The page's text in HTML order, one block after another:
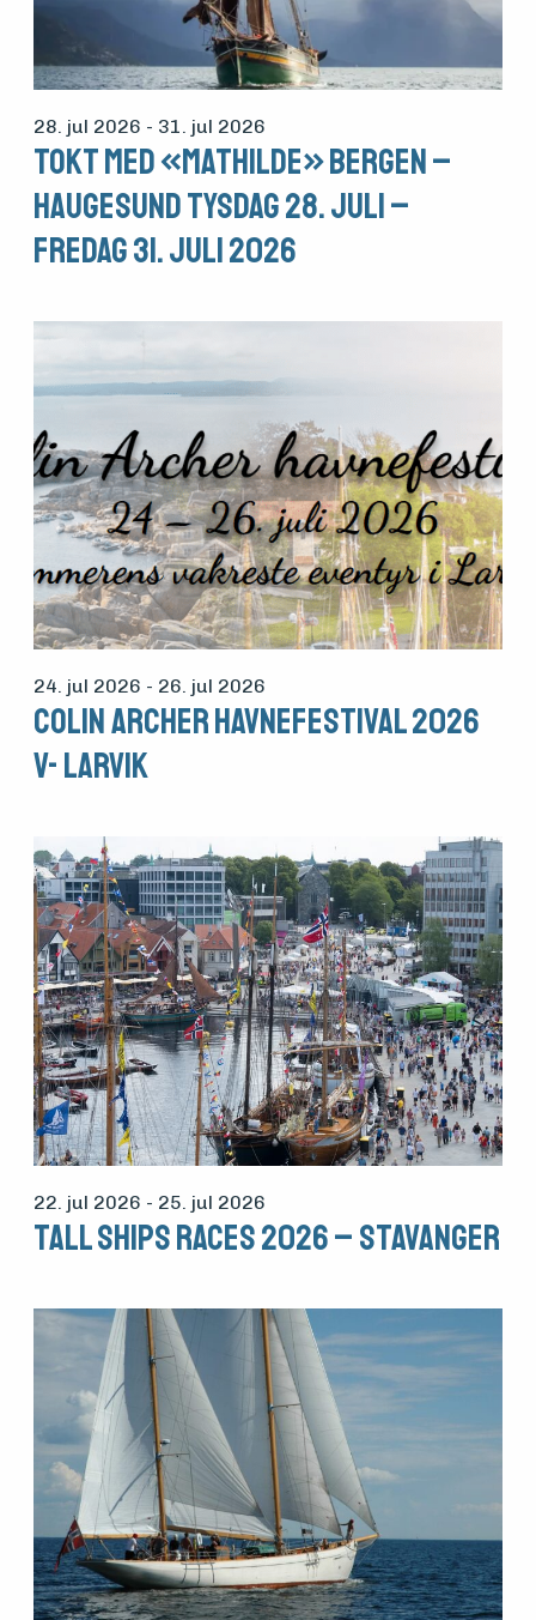
Søk
om
midler
Vern,
vedlikehold
og drift
foreningen
Aktuelt
Arrangementer
28. jul 2026 - 31. jul 2026
Tokt med «Mathilde» Bergen –
Haugesund tysdag 28. juli –
fredag 31. juli 2026
24. jul 2026 - 26. jul 2026
Colin Archer havnefestival 2026
v- Larvik
22. jul 2026 - 25. jul 2026
Tall Ships Races 2026 – Stavanger